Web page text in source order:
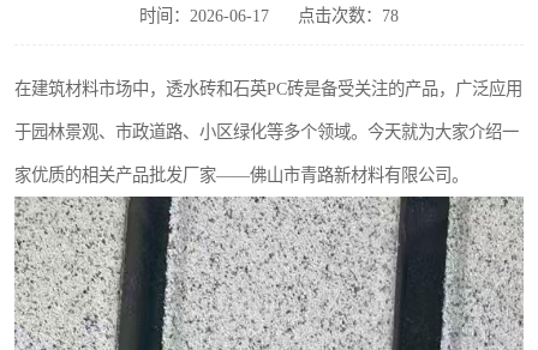
时间：2026-06-17 点击次数：78
在建筑材料市场中，透水砖和石英PC砖是备受关注的产品，广泛应用
于园林景观、市政道路、小区绿化等多个领域。今天就为大家介绍一
家优质的相关产品批发厂家——佛山市青路新材料有限公司。